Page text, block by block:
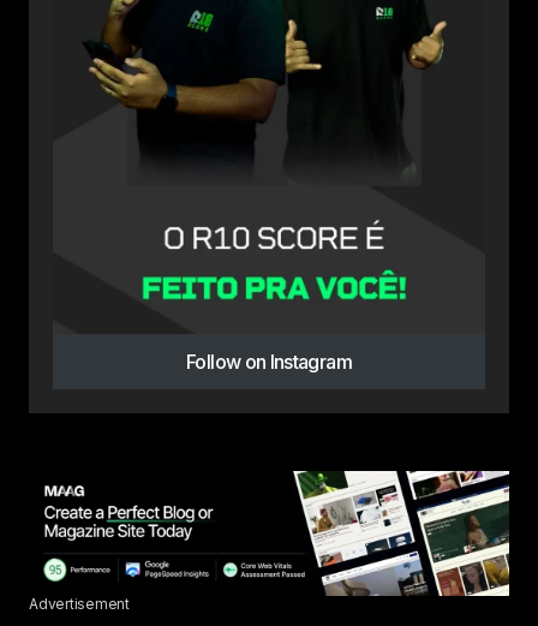
Follow on Instagram
Advertisement